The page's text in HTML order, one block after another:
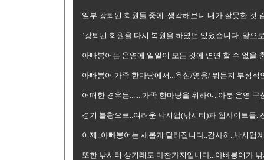
일부 강퇴된 회원들 중에..생각해보니 내가 잘못한 것
`강퇴된 회원을 다시 복원을 하였던 있었습니다..앞으
아빠붕어는 운영에 일일이 모든 것에 연연 할 수 없을
아빠붕어 가족 한마당에서...욕심/영웅/ 뭐든지 부정
어떠한 경우든.......가족 한마당을 위하여..아붕 운영 구
경기 불황으로..여려운 낚시업(낚시터)과 웹사이트들
이제..아빠붕어는 새롭게 달라집니다..감사히..낚시업
또한 낚시터 상거래도 마찬가지입니다...아빠붕어가